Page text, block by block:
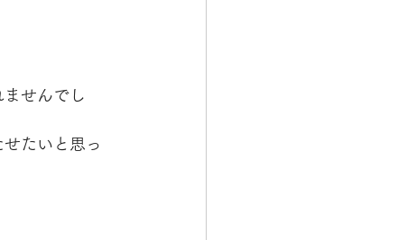
せんでし
たいと思っ